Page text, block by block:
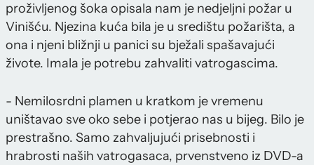
proživljenog šoka opisala nam je nedjeljni požar u
Vinišću. Njezina kuća bila je u središtu požarišta, a
ona i njeni bližnji u panici su bježali spašavajući
živote. Imala je potrebu zahvaliti vatrogascima.
- Nemilosrdni plamen u kratkom je vremenu
uništavao sve oko sebe i potjerao nas u bijeg. Bilo je
prestrašno. Samo zahvaljujući prisebnosti i
hrabrosti naših vatrogasaca, prvenstveno iz DVD-a